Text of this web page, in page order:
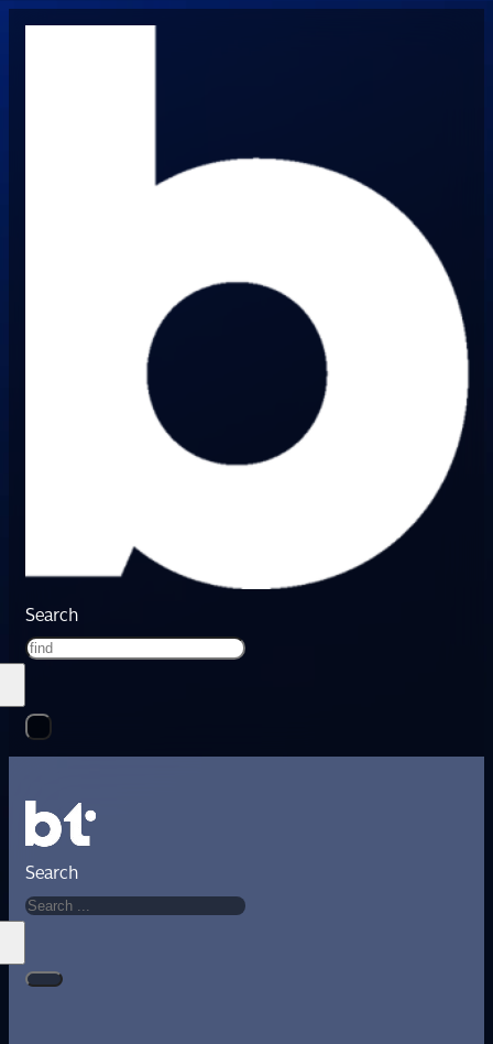
Search
Search